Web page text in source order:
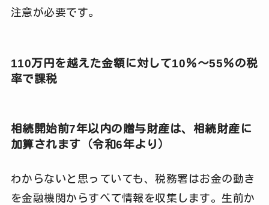
注意が必要です。
110万円を越えた金額に対して10％～55％の税
率で課税
相続開始前7年以内の贈与財産は、相続財産に
加算されます（令和6年より）
わからないと思っていても、税務署はお金の動き
を金融機関からすべて情報を収集します。生前か